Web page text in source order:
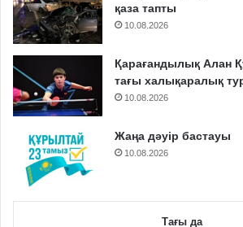
қаза тапты
10.08.2026
Қарағандылық Алан
тағы халықаралық
10.08.2026
Жаңа дәуір бастауы
10.08.2026
Тағы да